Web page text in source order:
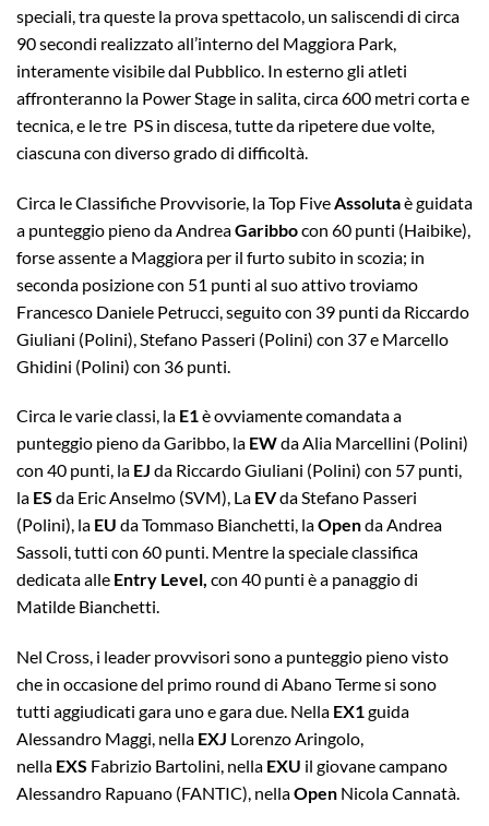
speciali, tra queste la prova spettacolo, un saliscendi di circa
90 secondi realizzato all’interno del Maggiora Park,
interamente visibile dal Pubblico. In esterno gli atleti
affronteranno la Power Stage in salita, circa 600 metri corta e
tecnica, e le tre PS in discesa, tutte da ripetere due volte,
ciascuna con diverso grado di difficoltà.
Circa le Classifiche Provvisorie, la Top Five Assolutaè guidata
a punteggio pieno da AndreaGaribbocon 60 punti (Haibike),
forse assente a Maggiora per il furto subito in scozia; in
seconda posizione con 51 punti al suo attivo troviamo
Francesco Daniele Petrucci, seguito con 39 punti da Riccardo
Giuliani (Polini), Stefano Passeri (Polini) con 37 e Marcello
Ghidini (Polini) con 36 punti.
Circa le varie classi, la E1è ovviamente comandata a
punteggio pieno da Garibbo, la EWda Alia Marcellini (Polini)
con 40 punti, la EJ da Riccardo Giuliani (Polini) con 57 punti,
la ES da Eric Anselmo (SVM), La EVda Stefano Passeri
(Polini), la EU da Tommaso Bianchetti, laOpenda Andrea
Sassoli, tutti con 60 punti. Mentre la speciale classifica
dedicata alle Entry Level, con 40 punti è a panaggio di
Matilde Bianchetti.
Nel Cross, i leader provvisori sono a punteggio pieno visto
che in occasione del primo round di Abano Terme si sono
tutti aggiudicati gara uno e gara due. Nella EX1guida
Alessandro Maggi, nella EXJ Lorenzo Aringolo,
nella EXS Fabrizio Bartolini, nella EXU il giovane campano
Alessandro Rapuano (FANTIC), nellaOpen Nicola Cannatà.